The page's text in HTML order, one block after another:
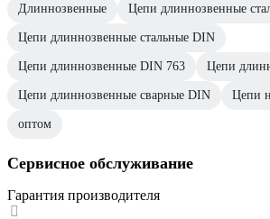
Длиннозвенные Цепи длиннозвенные
Цепи длиннозвенные стальные DIN
Цепи длиннозвенные DIN 763 Цепи
Цепи длиннозвенные сварные DIN Цепи
оптом
Сервисное обслуживание
Гарантия производителя